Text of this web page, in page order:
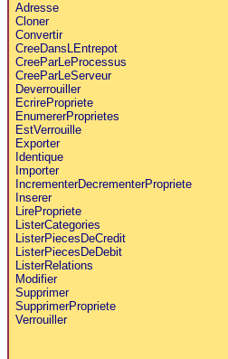
Adresse
Cloner
Convertir
CreeDansLEntrepot
CreeParLeProcessus
CreeParLeServeur
Deverrouiller
EcrirePropriete
EnumererProprietes
EstVerrouille
Exporter
Identique
Importer
IncrementerDecrementerPropriete
Inserer
LirePropriete
ListerCategories
ListerPiecesDeCredit
ListerPiecesDeDebit
ListerRelations
Modifier
Supprimer
SupprimerPropriete
Verrouiller